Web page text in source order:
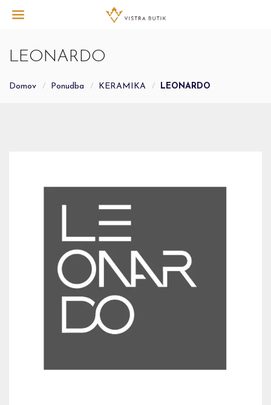
LEONARDO
Domov Ponudba KERAMIKA LEONARDO